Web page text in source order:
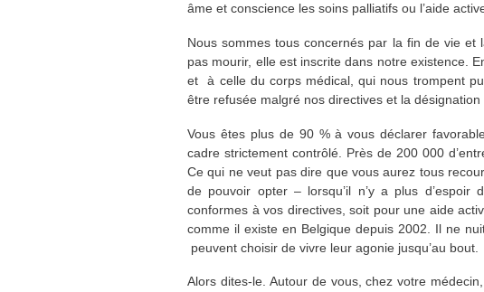
âme et conscience les soins palliatifs ou l’aide
Nous sommes tous concernés par la fin de vie
pas mourir, elle est inscrite dans notre existence.
et à celle du corps médical, qui nous trompent
être refusée malgré nos directives et la désignation
Vous êtes plus de 90 % à vous déclarer
cadre strictement contrôlé. Près de 200 000
Ce qui ne veut pas dire que vous aurez tous
de pouvoir opter – lorsqu’il n’y a plus
conformes à vos directives, soit pour une aide
comme il existe en Belgique depuis 2002. Il ne
peuvent choisir de vivre leur agonie jusqu’au bout.
Alors dites-le. Autour de vous, chez votre